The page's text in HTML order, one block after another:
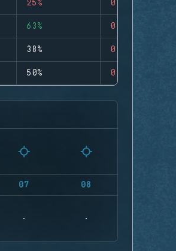
25% 0
63% 0
38% 0
50% 0
07 08